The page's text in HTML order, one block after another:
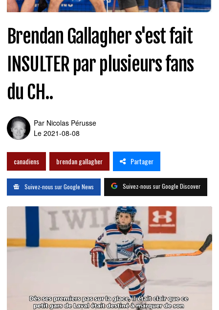
Brendan Gallagher s'est fait
INSULTER par plusieurs fans
du CH..
Par Nicolas Pérusse
Le 2021-08-08
canadiens brendan gallagher Partager
Suivez-nous sur Google News Suivez-nous sur Google Discover